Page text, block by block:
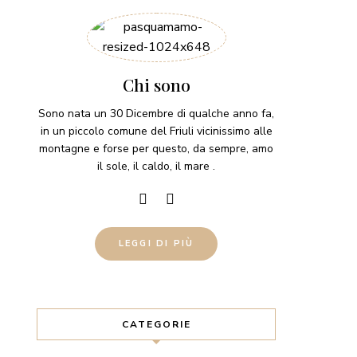
Chi sono
Sono nata un 30 Dicembre di qualche anno fa,
in un piccolo comune del Friuli vicinissimo alle
montagne e forse per questo, da sempre, amo
il sole, il caldo, il mare .
LEGGI DI PIÙ
CATEGORIE